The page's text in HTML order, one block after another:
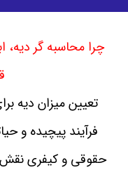
چرا محاسبه‌ گر دیه،
تعیین میزان دیه
فرآیند پیچیده و
حقوقی و کیفری نقش